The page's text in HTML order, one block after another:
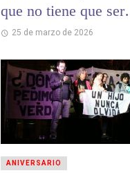
que no tiene que ser
cuestionada jamás”
25 de marzo de 2026
ANIVERSARIO